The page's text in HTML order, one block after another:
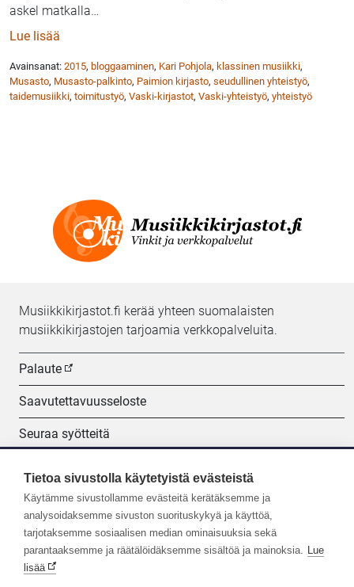
askel matkalla …
Lue lisää
Avainsanat: 2015, bloggaaminen, Kari Pohjola, klassinen musiikki,
Musasto, Musasto-palkinto, Paimion kirjasto, seudullinen yhteistyö,
taidemusiikki, toimitustyö, Vaski-kirjastot, Vaski-yhteistyö, yhteistyö
Musiikkikirjastot.fi kerää yhteen suomalaisten
musiikkikirjastojen tarjoamia verkkopalveluita.
Palaute
Saavutettavuusseloste
Seuraa syötteitä
Seuraa meitä:
Tietoa sivustolla käytetyistä evästeistä
Käytämme sivustollamme evästeitä kerätäksemme ja
analysoidaksemme sivuston suorituskykyä ja käyttöä,
tarjotaksemme sosiaalisen median ominaisuuksia sekä
parantaaksemme ja räätälöidäksemme sisältöä ja mainoksia. Lue
lisää